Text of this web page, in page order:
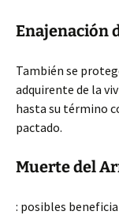
Enajenación
También se
adquirente de la
hasta su término
pactado.
Muerte del
: posibles